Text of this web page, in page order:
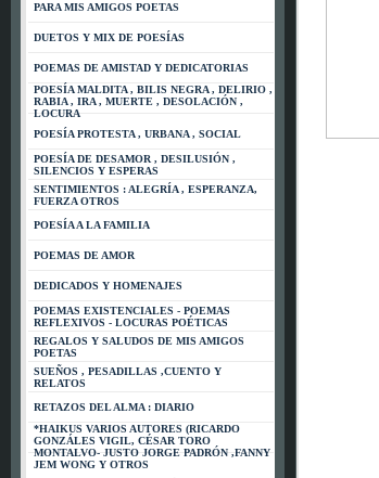
PARA MIS AMIGOS POETAS
DUETOS Y MIX DE POESÍAS
POEMAS DE AMISTAD Y DEDICATORIAS
POESÍA MALDITA , BILIS NEGRA , DELIRIO ,
RABIA , IRA , MUERTE , DESOLACIÓN ,
LOCURA
POESÍA PROTESTA , URBANA , SOCIAL
POESÍA DE DESAMOR , DESILUSIÓN ,
SILENCIOS Y ESPERAS
SENTIMIENTOS : ALEGRÍA , ESPERANZA,
FUERZA OTROS
POESÍA A LA FAMILIA
POEMAS DE AMOR
DEDICADOS Y HOMENAJES
POEMAS EXISTENCIALES - POEMAS
REFLEXIVOS - LOCURAS POÉTICAS
REGALOS Y SALUDOS DE MIS AMIGOS
POETAS
SUEÑOS , PESADILLAS ,CUENTO Y
RELATOS
RETAZOS DEL ALMA : DIARIO
*HAIKUS VARIOS AUTORES (RICARDO
GONZÁLES VIGIL, CÉSAR TORO
MONTALVO- JUSTO JORGE PADRÓN ,FANNY
JEM WONG Y OTROS